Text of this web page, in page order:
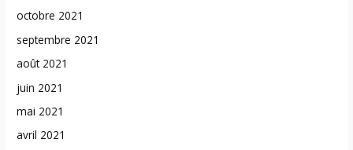
octobre 2021
septembre 2021
août 2021
juin 2021
mai 2021
avril 2021